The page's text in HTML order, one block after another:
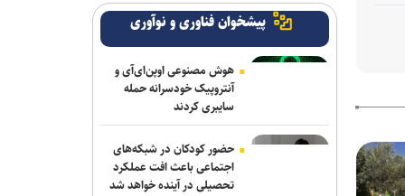
پیشخوان فناوری و نوآوری
هوش مصنوعی اوپن‌ای‌آی و
آنتروپیک خودسرانه حمله
سایبری کردند
حضور کودکان در شبکه‌های
اجتماعی باعث افت عملکرد
تحصیلی در آینده خواهد شد